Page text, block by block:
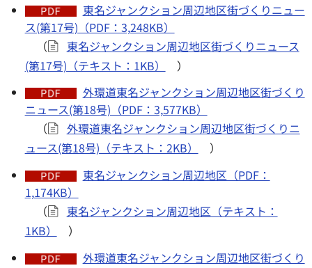
東名ジャンクション周辺地区街づくりニュー
ス(第17号)（PDF：3,248KB）
（
東名ジャンクション周辺地区街づくりニュース
(第17号)（テキスト：1KB）
）
外環道東名ジャンクション周辺地区街づくり
ニュース(第18号)（PDF：3,577KB）
（
外環道東名ジャンクション周辺地区街づくりニ
ュース(第18号)（テキスト：2KB）
）
東名ジャンクション周辺地区（PDF：
1,174KB）
（
東名ジャンクション周辺地区（テキスト：
1KB）
）
外環道東名ジャンクション周辺地区街づくり